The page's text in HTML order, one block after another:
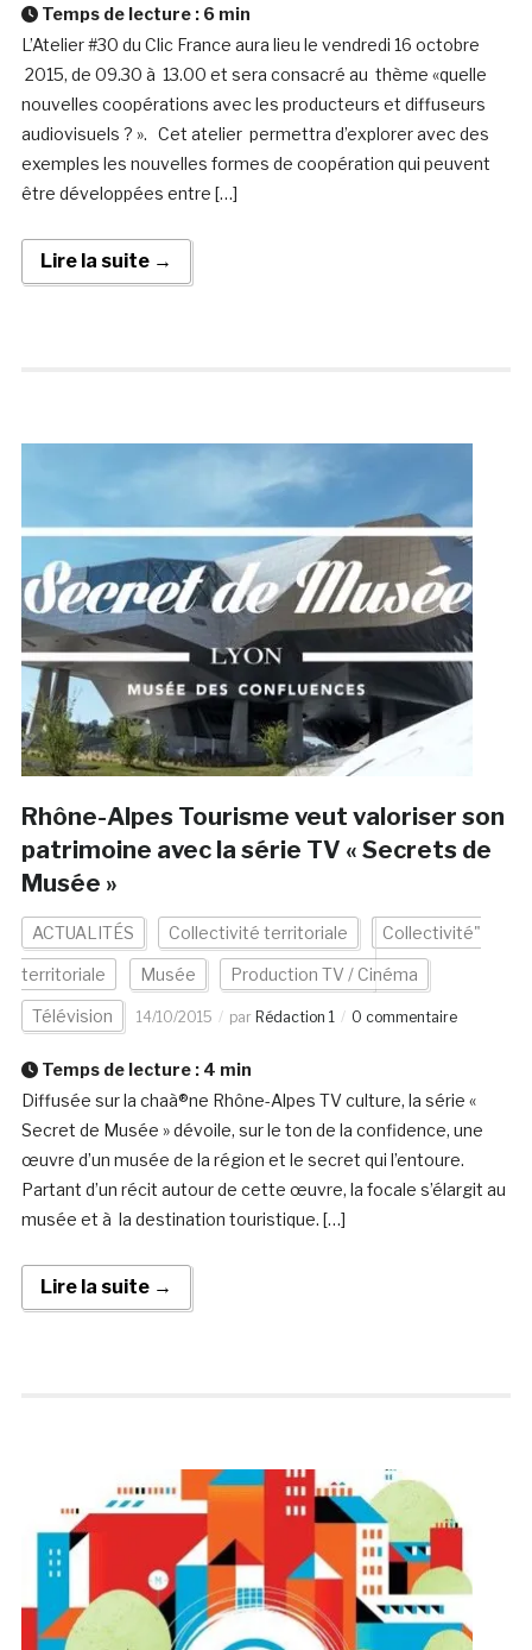
Temps de lecture : 6 min
L’Atelier #30 du Clic France aura lieu le vendredi 16 octobre
2015, de 09.30 à 13.00 et sera consacré au thème «quelle
nouvelles coopérations avec les producteurs et diffuseurs
audiovisuels ? ». Cet atelier permettra d’explorer avec des
exemples les nouvelles formes de coopération qui peuvent
être développées entre […]
Lire la suite →
Rhône-Alpes Tourisme veut valoriser son
patrimoine avec la série TV « Secrets de
Musée »
ACTUALITÉS Collectivité territoriale Collectivité"
territoriale Musée Production TV / Cinéma
Télévision 14/10/2015 par Rédaction 1 0 commentaire
Temps de lecture : 4 min
Diffusée sur la chaà®ne Rhône-Alpes TV culture, la série «
Secret de Musée » dévoile, sur le ton de la confidence, une
œuvre d’un musée de la région et le secret qui l’entoure.
Partant d’un récit autour de cette œuvre, la focale s’élargit au
musée et à la destination touristique. […]
Lire la suite →